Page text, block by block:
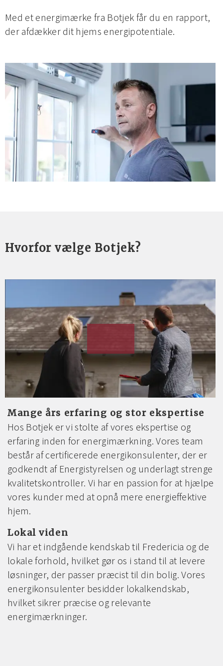
Med et energimærke fra Botjek får du en rapport,
der afdækker dit hjems energipotentiale.
Hvorfor vælge Botjek?
Mange års erfaring og stor ekspertise
Hos Botjek er vi stolte af vores ekspertise og
erfaring inden for energimærkning. Vores team
består af certificerede energikonsulenter, der er
godkendt af Energistyrelsen og underlagt strenge
kvalitetskontroller. Vi har en passion for at hjælpe
vores kunder med at opnå mere energieffektive
hjem.
Lokal viden
Vi har et indgående kendskab til Fredericia og de
lokale forhold, hvilket gør os i stand til at levere
løsninger, der passer præcist til din bolig. Vores
energikonsulenter besidder lokalkendskab,
hvilket sikrer præcise og relevante
energimærkninger.